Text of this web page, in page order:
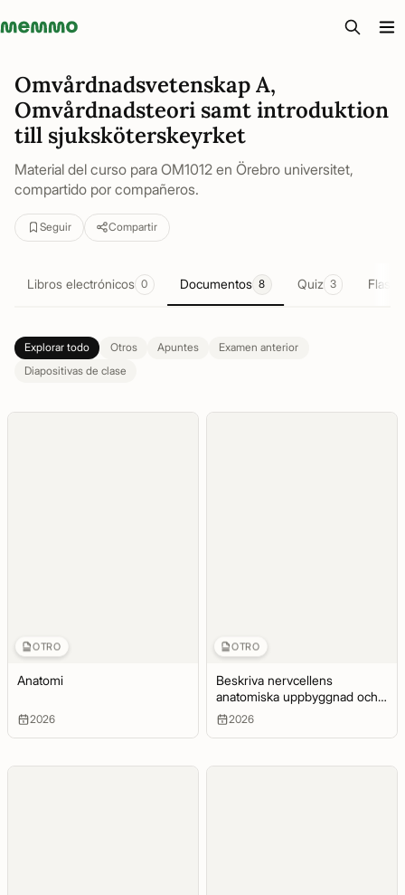
Memmo - AI-verktyg och digital kurslitteratur
Omvårdnadsvetenskap A,
Omvårdnadsteori samt introduktion
till sjuksköterskeyrket
Material del curso para OM1012 en Örebro universitet,
compartido por compañeros.
Seguir Compartir
Libros electrónicos 0 Documentos 8 Quiz 3
Explorar todo Otros Apuntes
Examen anterior
Diapositivas de clase
OTRO
Anatomi
2026
OTRO
Beskriva nervcellens
anatomiska uppbyggnad och
funktion • Förklara
2026